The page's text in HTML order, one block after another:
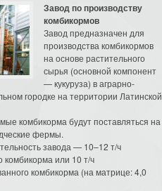
Завод по производству
комбикормов
Завод предназначен для
производства комбикормов
на основе растительного
сырья (основной компонент
— кукуруза) в аграрно-
городке на территории Латинской
комбикорма будут поставляться на
фермы.
завода — 10–12 т/ч
комбикорма или 10 т/ч
комбикорма (на матрице: 4,0